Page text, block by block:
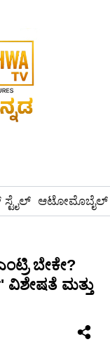
ಸ್ಟೈಲ್ ಆಟೋಮೊಬೈಲ್
ಬೇಕೇ?
ಮತ್ತು